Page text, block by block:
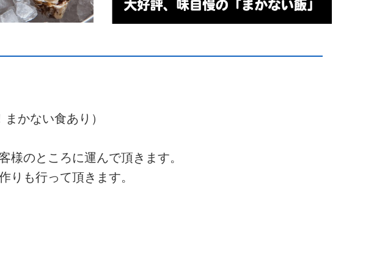
かない食あり）
のところに運んで頂きます。
も行って頂きます。